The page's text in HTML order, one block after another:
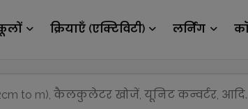
क्रियाएँ (एक्टिविटी) लर्निंग